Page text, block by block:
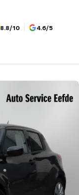
8.8/10 4.6/5